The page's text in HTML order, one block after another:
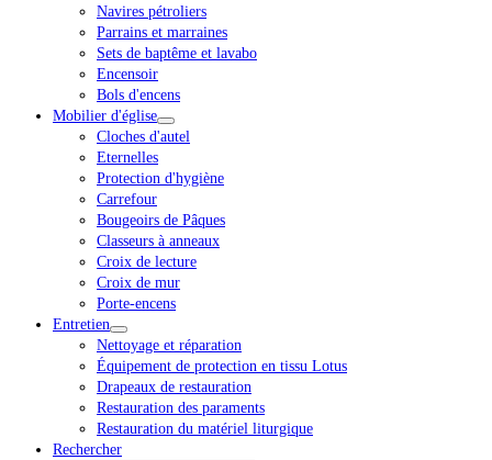
Navires pétroliers
Parrains et marraines
Sets de baptême et lavabo
Encensoir
Bols d'encens
Mobilier d'église
Cloches d'autel
Eternelles
Protection d'hygiène
Carrefour
Bougeoirs de Pâques
Classeurs à anneaux
Croix de lecture
Croix de mur
Porte-encens
Entretien
Nettoyage et réparation
Équipement de protection en tissu Lotus
Drapeaux de restauration
Restauration des paraments
Restauration du matériel liturgique
Rechercher